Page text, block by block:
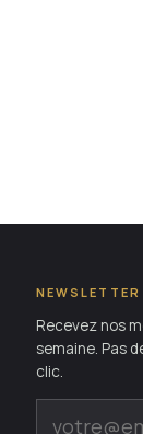
NEWSLETTER
Recevez nos
semaine. Pas
clic.